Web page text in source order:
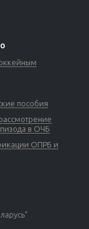
пособия
в ОЧБ
ОПРБ и